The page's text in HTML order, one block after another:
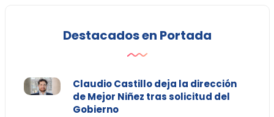
Destacados en Portada
Claudio Castillo deja la dirección
de Mejor Niñez tras solicitud del
Gobierno